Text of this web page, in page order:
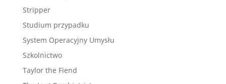
Stripper
Studium przypadku
System Operacyjny Umysłu
Szkolnictwo
Taylor the Fiend